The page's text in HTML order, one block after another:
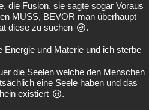
die Fusion, sie sagte sogar Voraus
MUSS, BEVOR man überhaupt
diese zu suchen
.
Energie und Materie und ich sterbe
die Seelen welche den Menschen
eine Seele haben und das
existiert
.